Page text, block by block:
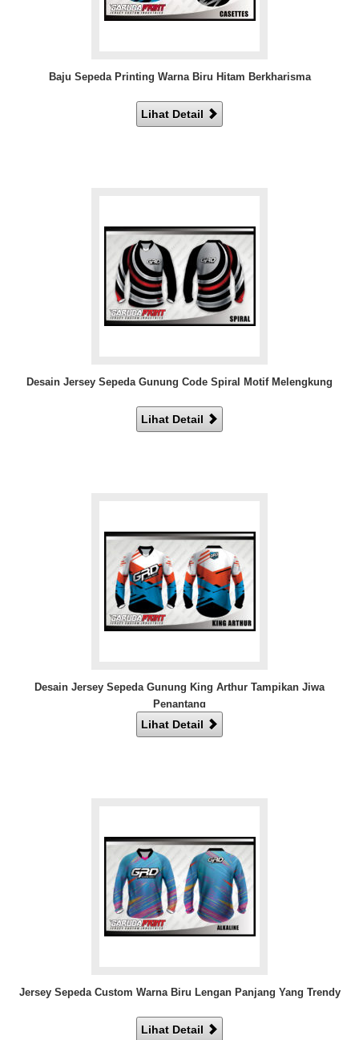
Baju Sepeda Printing Warna Biru Hitam Berkharisma
Lihat Detail
Desain Jersey Sepeda Gunung Code Spiral Motif Melengkung
Lihat Detail
Desain Jersey Sepeda Gunung King Arthur Tampikan Jiwa
Penantang
Lihat Detail
Jersey Sepeda Custom Warna Biru Lengan Panjang Yang Trendy
Lihat Detail